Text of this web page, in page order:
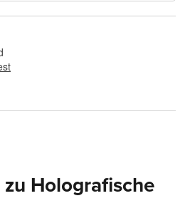
Holografische